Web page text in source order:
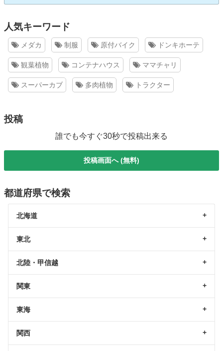
人気キーワード
メダカ 制服 原付バイク ドンキホーテ
観葉植物 コンテナハウス ママチャリ
スーパーカブ 多肉植物 トラクター
投稿
誰でも今すぐ30秒で投稿出来る
投稿画面へ (無料)
都道府県で検索
北海道
東北
北陸・甲信越
関東
東海
関西